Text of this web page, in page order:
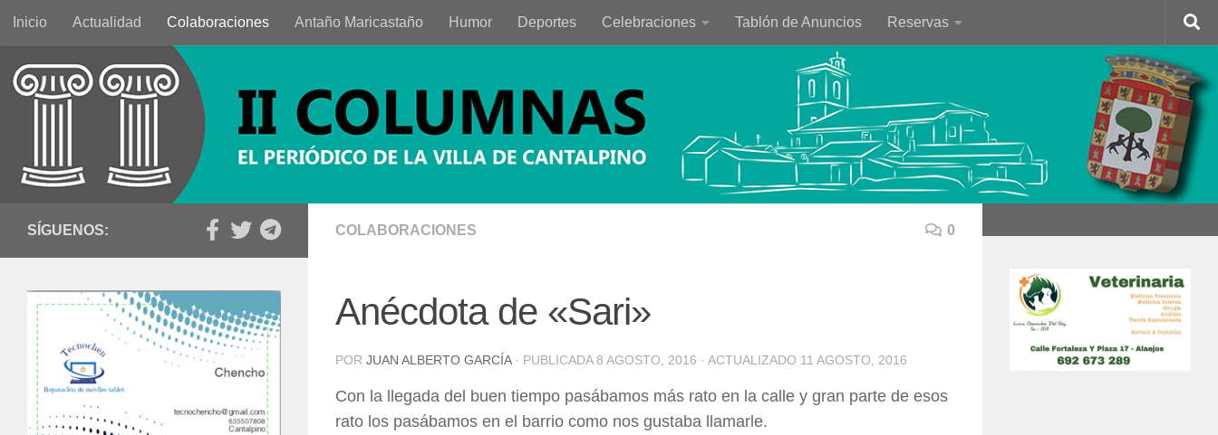
Saltar al contenido
Inicio Actualidad Colaboraciones Antaño Maricastaño Humor Deportes Celebraciones Tablón de Anuncios Reservas
COLABORACIONES 0
Anécdota de «Sari»
POR JUAN ALBERTO GARCÍA · PUBLICADA8 AGOSTO, 2016 · ACTUALIZADO 11 AGOSTO, 2016
Con la llegada del buen tiempo pasábamos más rato en la calle y gran parte de esos
rato los pasábamos en el barrio como nos gustaba llamarle.
SÍGUENOS: